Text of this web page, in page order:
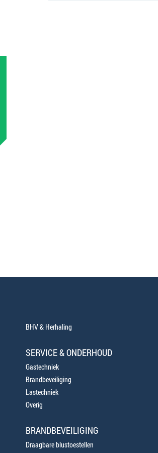
BHV & Herhaling
SERVICE & ONDERHOUD
Gastechniek
Brandbeveiliging
Lastechniek
Overig
BRANDBEVEILIGING
Draagbare blustoestellen